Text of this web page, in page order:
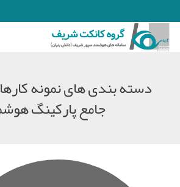
زمینه‌های فعالیت
دسته بندی های نمونه
جامع پارکینگ